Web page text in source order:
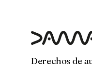
Derechos de